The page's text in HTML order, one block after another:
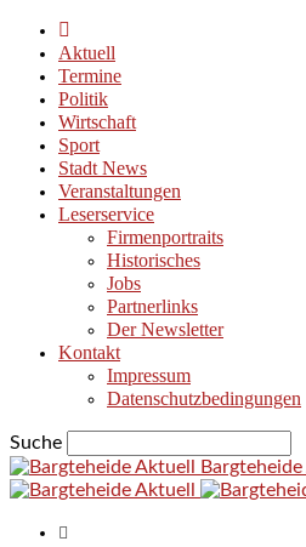
Aktuell
Termine
Politik
Wirtschaft
Sport
Stadt News
Veranstaltungen
Leserservice
Firmenportraits
Historisches
Jobs
Partnerlinks
Der Newsletter
Kontakt
Impressum
Datenschutzbedingungen
Suche